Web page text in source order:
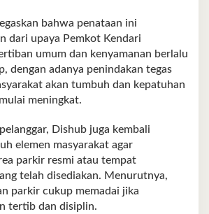
bahwa penataan ini
dari upaya Pemkot Kendari
umum dan kenyamanan berlalu
dengan adanya penindakan tegas
akan tumbuh dan kepatuhan
meningkat.
Dishub juga kembali
elemen masyarakat agar
parkir resmi atau tempat
telah disediakan. Menurutnya,
parkir cukup memadai jika
tertib dan disiplin.